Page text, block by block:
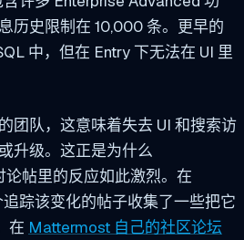
历史限制在 10,000 条。更早的
中，但在 Entry 下无法在 UI 里
团队，这意味着失去 UI 和搜索访
升级。这正是为什么
帖里的反应如此激烈。在
踪该变化的帖子收集了一些把它
在 Mattermost 自己的社区论坛